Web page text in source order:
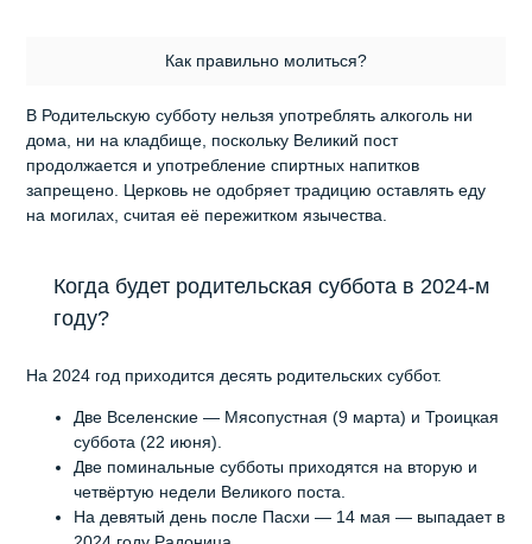
Как правильно молиться?
В Родительскую субботу нельзя употреблять алкоголь ни
дома, ни на кладбище, поскольку Великий пост
продолжается и употребление спиртных напитков
запрещено. Церковь не одобряет традицию оставлять еду
на могилах, считая её пережитком язычества.
Когда будет родительская суббота в 2024-м
году?
На 2024 год приходится десять родительских суббот.
Две Вселенские — Мясопустная (9 марта) и Троицкая
суббота (22 июня).
Две поминальные субботы приходятся на вторую и
четвёртую недели Великого поста.
На девятый день после Пасхи — 14 мая — выпадает в